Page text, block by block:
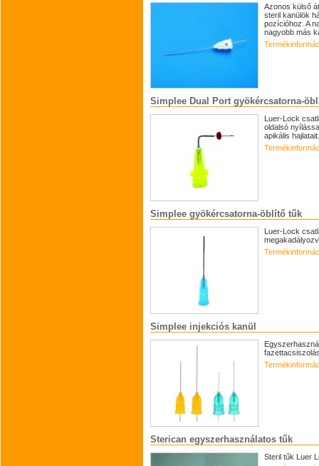
Azonos külső
steril kanülök
pozícióhoz. A
nagyobb más
Simplee Dual Port gyökércsatorna-
Luer-Lock
oldalsó
apikális hajlatait.
Simplee gyökércsatorna-öblítő tűk
Luer-Lock
Simplee injekciós kanül
Sterican egyszerhasználatos tűk
Steril tűk Luer